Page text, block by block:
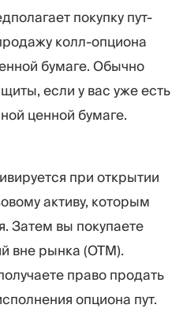
покупку пут-
колл-опциона
бумаге. Обычно
если у вас уже есть
ценной бумаге.
при открытии
активу, которым
Затем вы покупаете
вне рынка (OTM).
право продать
опциона пут.